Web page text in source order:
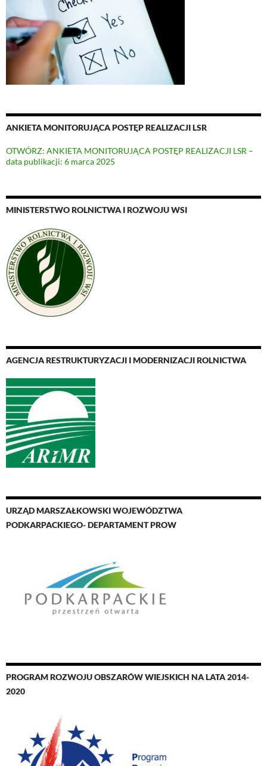
ANKIETA MONITORUJĄCA POSTĘP REALIZACJI LSR
OTWÓRZ: ANKIETA MONITORUJĄCA POSTĘP REALIZACJI LSR –
data publikacji: 6 marca 2025
MINISTERSTWO ROLNICTWA I ROZWOJU WSI
AGENCJA RESTRUKTURYZACJI I MODERNIZACJI ROLNICTWA
URZĄD MARSZAŁKOWSKI WOJEWÓDZTWA
PODKARPACKIEGO- DEPARTAMENT PROW
PROGRAM ROZWOJU OBSZARÓW WIEJSKICH NA LATA 2014-
2020